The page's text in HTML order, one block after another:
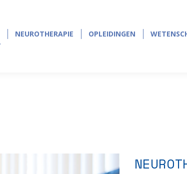
NEUROTHERAPIE OPLEIDINGEN
NEUROTHERAPIE OPLEIDINGEN